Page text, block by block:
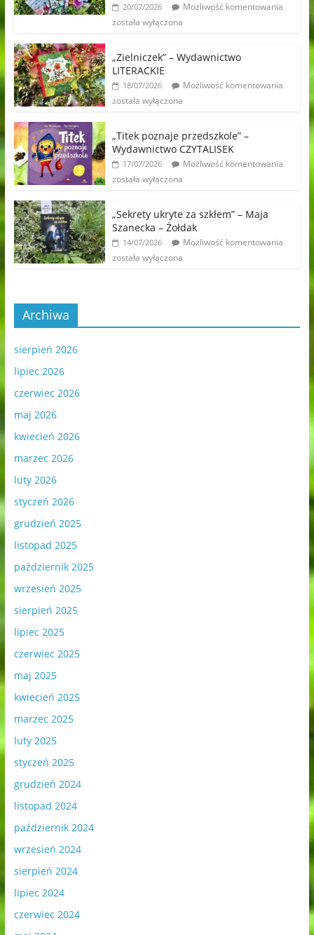
20/07/2026
Możliwość komentowania
została wyłączona
„Zielniczek” – Wydawnictwo
LITERACKIE
18/07/2026
Możliwość komentowania
została wyłączona
„Titek poznaje przedszkole” –
Wydawnictwo CZYTALISEK
17/07/2026
Możliwość komentowania
została wyłączona
„Sekrety ukryte za szkłem” – Maja
Szanecka – Żołdak
14/07/2026
Możliwość komentowania
została wyłączona
Archiwa
sierpień 2026
lipiec 2026
czerwiec 2026
maj 2026
kwiecień 2026
marzec 2026
luty 2026
styczeń 2026
grudzień 2025
listopad 2025
październik 2025
wrzesień 2025
sierpień 2025
lipiec 2025
czerwiec 2025
maj 2025
kwiecień 2025
marzec 2025
luty 2025
styczeń 2025
grudzień 2024
listopad 2024
październik 2024
wrzesień 2024
sierpień 2024
lipiec 2024
czerwiec 2024